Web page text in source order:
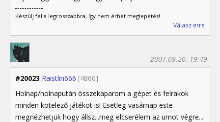
Készülj fel a legrosszabbra, így nem érhet meglepetés!
Válasz erre
#20023 Raistlin666 [4860]
2007.09.20. 19:49
Holnap/holnapután összekaparom a gépet és felrakok
minden kötelező játékot is! Esetleg vasárnap este
megnézhetjük hogy állsz...meg elcserélem az umot végre...